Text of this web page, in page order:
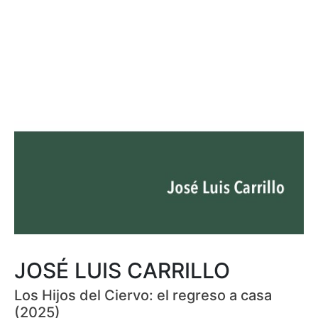
JOSÉ LUIS CARRILLO
Los Hijos del Ciervo: el regreso a casa
(2025)